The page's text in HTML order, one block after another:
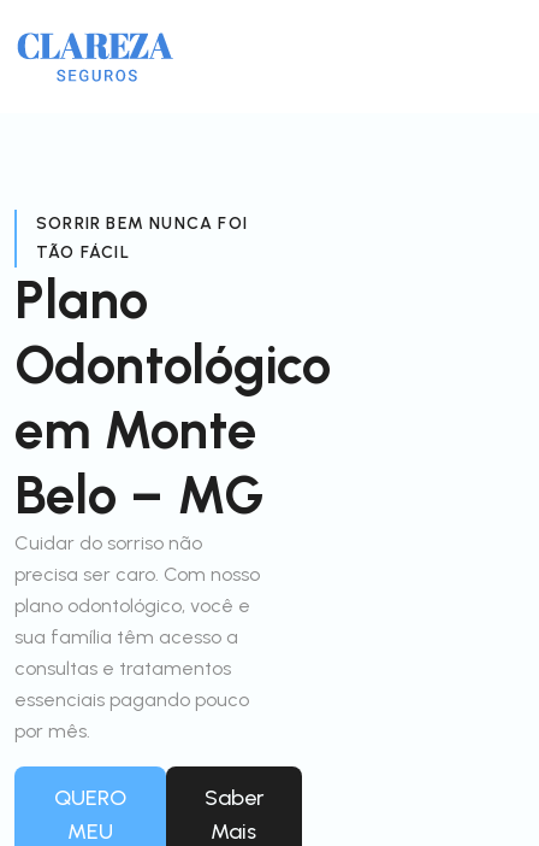
SORRIR BEM NUNCA FOI
TÃO FÁCIL
Plano
Odontológico
em Monte
Belo – MG
Cuidar do sorriso não
precisa ser caro. Com nosso
plano odontológico, você e
sua família têm acesso a
consultas e tratamentos
essenciais pagando pouco
por mês.
QUERO
MEU
Saber
Mais